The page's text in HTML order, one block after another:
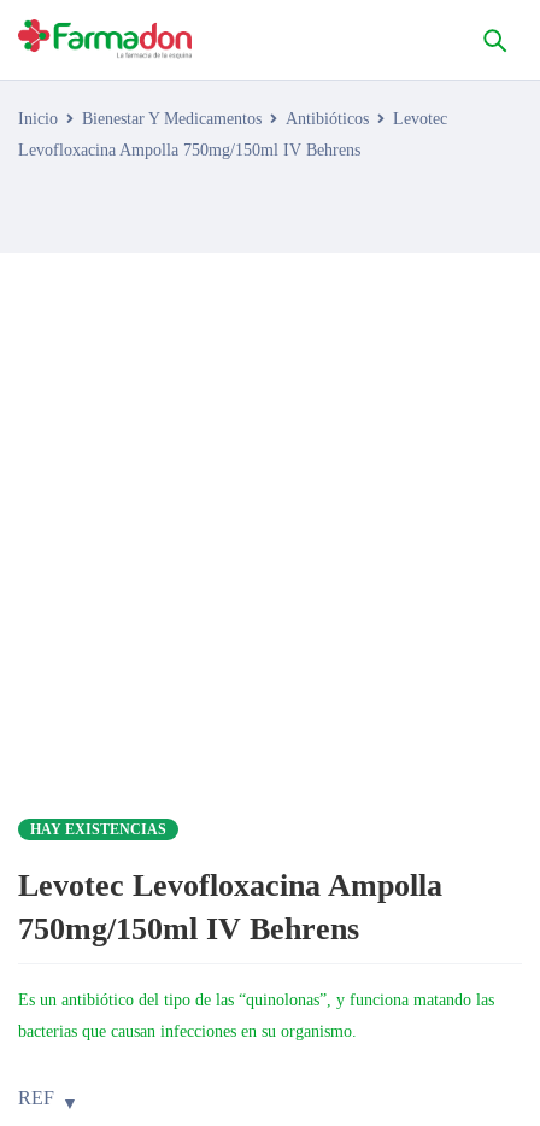
Inicio Bienestar Y Medicamentos Antibióticos
Levotec
Levofloxacina Ampolla 750mg/150ml IV Behrens
HAY EXISTENCIAS
Levotec Levofloxacina Ampolla
750mg/150ml IV Behrens
Es un antibiótico del tipo de las “quinolonas”, y funciona matando las
bacterias que causan infecciones en su organismo.
REF